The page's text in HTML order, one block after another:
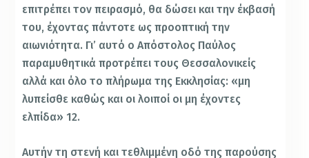
επιτρέπει τον πειρασμό, θα δώσει και την έκβασή
του, έχοντας πάντοτε ως προοπτική την
αιωνιότητα. Γι’ αυτό ο Απόστολος Παύλος
παραμυθητικά προτρέπει τους Θεσσαλονικείς
αλλά και όλο το πλήρωμα της Εκκλησίας: «μη
λυπείσθε καθώς και οι λοιποί οι μη έχοντες
ελπίδα» 12.
Αυτήν τη στενή και τεθλιμμένη οδό της παρούσης